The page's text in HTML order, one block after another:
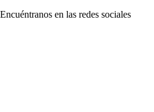
Encuéntranos en las redes sociales